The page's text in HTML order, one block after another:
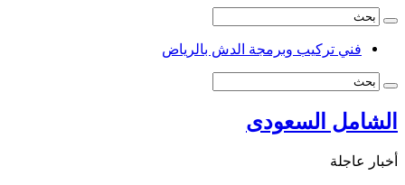
فني تركيب وبرمجة الدش بالرياض
الشامل السعودى
أخبار عاجلة